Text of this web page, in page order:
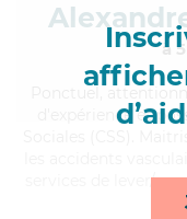
à
,
d'expérience et
services de lever/